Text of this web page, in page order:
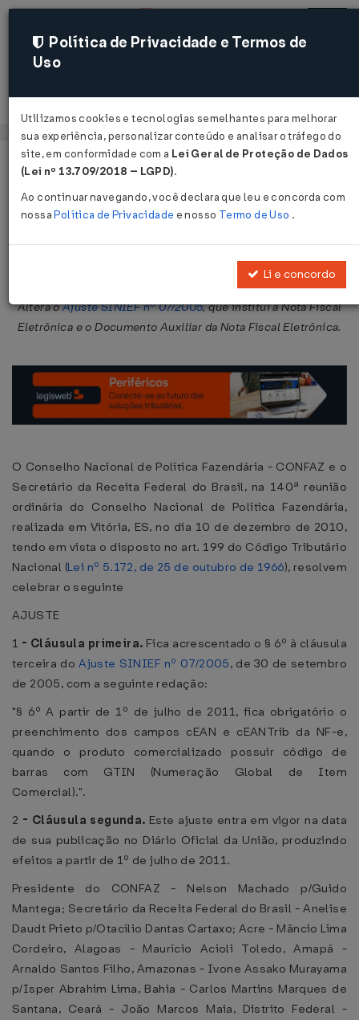
Acessar
Página Inicial Legislações
Ajuste SINIEF nº 16 de 10/12/2010
Publicado no DOU em 16 dez 2010
Altera oAjuste SINIEF nº 07/2005, que institui a Nota Fiscal
Eletrônica e o Documento Auxiliar da Nota Fiscal Eletrônica.
O Conselho Nacional de Política Fazendária - CONFAZ e o
Secretário da Receita Federal do Brasil, na 140ª reunião
ordinária do Conselho Nacional de Política Fazendária,
realizada em Vitória, ES, no dia 10 de dezembro de 2010,
tendo em vista o disposto no art. 199 do Código Tributário
Nacional (Lei nº 5.172, de 25 de outubro de 1966), resolvem
celebrar o seguinte
AJUSTE
1 - Cláusula primeira. Fica acrescentado o § 6º à cláusula
terceira doAjuste SINIEF nº 07/2005, de 30 de setembro
de 2005, com a seguinte redação:
"§ 6º A partir de 1º de julho de 2011, fica obrigatório o
preenchimento dos campos cEAN e cEANTrib da NF-e,
quando o produto comercializado possuir código de
barras com GTIN (Numeração Global de Item
Comercial).".
2 - Cláusula segunda. Este ajuste entra em vigor na data
de sua publicação no Diário Oficial da União, produzindo
efeitos a partir de 1º de julho de 2011.
Presidente do CONFAZ - Nelson Machado p/Guido
Mantega; Secretário da Receita Federal do Brasil - Anelise
Daudt Prieto p/Otacílio Dantas Cartaxo; Acre - Mâncio Lima
Cordeiro, Alagoas - Maurício Acioli Toledo, Amapá -
Arnaldo Santos Filho, Amazonas - Ivone Assako Murayama
p/Isper Abrahim Lima, Bahia - Carlos Martins Marques de
Santana, Ceará - João Marcos Maia, Distrito Federal -
Política de Privacidade e Termos de
Uso
Utilizamos cookies e tecnologias semelhantes para melhorar
sua experiência, personalizar conteúdo e analisar o tráfego do
site, em conformidade com a Lei Geral de Proteção de Dados
(Lei nº 13.709/2018 – LGPD).
Ao continuar navegando, você declara que leu e concorda com
nossaPolítica de Privacidade e nosso Termo de Uso .
Li e concordo